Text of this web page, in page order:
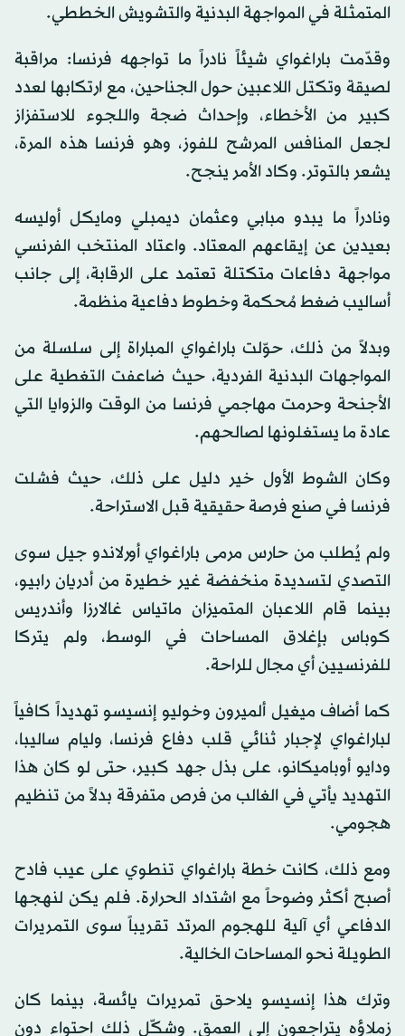
المتمثلة في المواجهة البدنية والتشويش الخططي.
وقدّمت باراغواي شيئاً نادراً ما تواجهه فرنسا: مراقبة
لصيقة وتكتل اللاعبين حول الجناحين، مع ارتكابها لعدد
كبير من الأخطاء، وإحداث ضجة واللجوء للاستفزاز
لجعل المنافس المرشح للفوز، وهو فرنسا هذه المرة،
يشعر بالتوتر. وكاد الأمر ينجح.
ونادراً ما يبدو مبابي وعثمان ديمبلي ومايكل أوليسه
بعيدين عن إيقاعهم المعتاد. واعتاد المنتخب الفرنسي
مواجهة دفاعات متكتلة تعتمد على الرقابة، إلى جانب
أساليب ضغط مُحكمة وخطوط دفاعية منظمة.
وبدلاً من ذلك، حوّلت باراغواي المباراة إلى سلسلة من
المواجهات البدنية الفردية، حيث ضاعفت التغطية على
الأجنحة وحرمت مهاجمي فرنسا من الوقت والزوايا التي
عادة ما يستغلونها لصالحهم.
وكان الشوط الأول خير دليل على ذلك، حيث فشلت
فرنسا في صنع فرصة حقيقية قبل الاستراحة.
ولم يُطلب من حارس مرمى باراغواي أورلاندو جيل سوى
التصدي لتسديدة منخفضة غير خطيرة من أدريان رابيو،
بينما قام اللاعبان المتميزان ماتياس غالارزا وأندريس
كوباس بإغلاق المساحات في الوسط، ولم يتركا
للفرنسيين أي مجال للراحة.
كما أضاف ميغيل ألميرون وخوليو إنسيسو تهديداً كافياً
لباراغواي لإجبار ثنائي قلب دفاع فرنسا، وليام ساليبا،
ودايو أوباميكانو، على بذل جهد كبير، حتى لو كان هذا
التهديد يأتي في الغالب من فرص متفرقة بدلاً من تنظيم
هجومي.
ومع ذلك، كانت خطة باراغواي تنطوي على عيب فادح
أصبح أكثر وضوحاً مع اشتداد الحرارة. فلم يكن لنهجها
الدفاعي أي آلية للهجوم المرتد تقريباً سوى التمريرات
الطويلة نحو المساحات الخالية.
وترك هذا إنسيسو يلاحق تمريرات يائسة، بينما كان
زملاؤه يتراجعون إلى العمق. وشكّل ذلك احتواء دون